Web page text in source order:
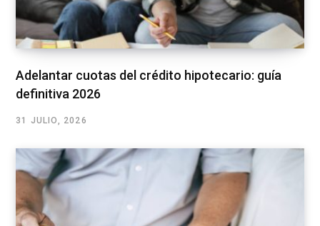
Adelantar cuotas del crédito hipotecario: guía
definitiva 2026
31 JULIO, 2026